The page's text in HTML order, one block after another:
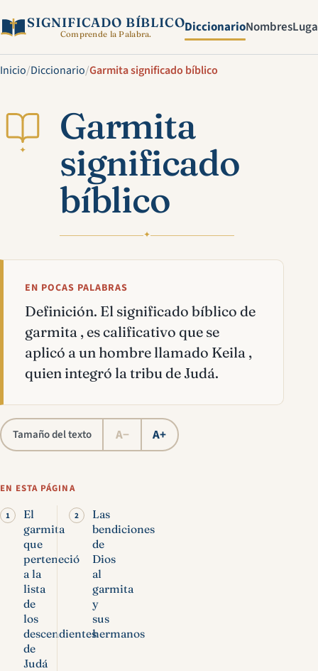
SIGNIFICADO BÍBLICO
Comprende la Palabra. DiccionarioNombres
Inicio/Diccionario/Garmita significado bíblico
✦
Garmita
significado
bíblico
✦
EN POCAS PALABRAS
Definición. El significado bíblico de
garmita , es calificativo que se
aplicó a un hombre llamado Keila ,
quien integró la tribu de Judá.
Tamaño del texto A− A+
EN ESTA PÁGINA
El
garmita
que
perteneció
a la
lista
de
los
descendientes
de
Judá
Las
bendiciones
de
Dios
al
garmita
y
sus
hermanos